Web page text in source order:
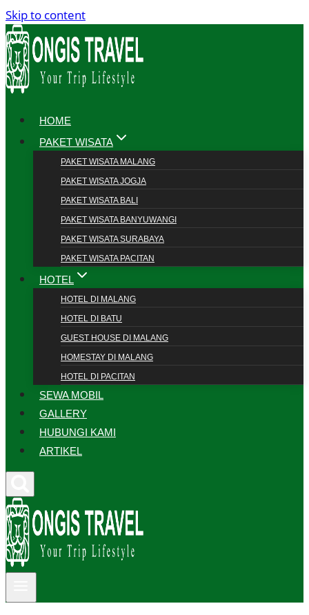
Skip to content
HOME
PAKET WISATA
PAKET WISATA MALANG
PAKET WISATA JOGJA
PAKET WISATA BALI
PAKET WISATA BANYUWANGI
PAKET WISATA SURABAYA
PAKET WISATA PACITAN
HOTEL
HOTEL DI MALANG
HOTEL DI BATU
GUEST HOUSE DI MALANG
HOMESTAY DI MALANG
HOTEL DI PACITAN
SEWA MOBIL
GALLERY
HUBUNGI KAMI
ARTIKEL